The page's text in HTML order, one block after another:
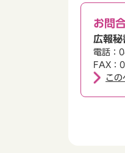
お問
広報
電話：
FAX：
こ